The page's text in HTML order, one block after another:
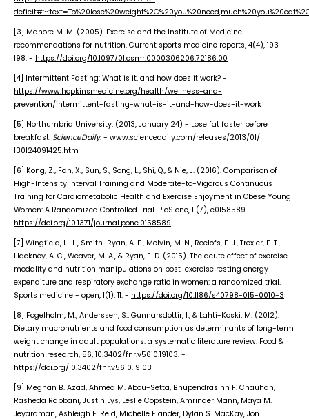
[3] Manore M. M. (2005). Exercise and the Institute of Medicine
recommendations for nutrition. Current sports medicine reports, 4(4), 193–
198. - https://doi.org/10.1097/01.csmr.0000306206.72186.00
[4] Intermittent Fasting: What is it, and how does it work? -
https://www.hopkinsmedicine.org/health/wellness-and-
prevention/intermittent-fasting-what-is-it-and-how-does-it-work
[5] Northumbria University. (2013, January 24) - Lose fat faster before
breakfast. ScienceDaily. - www.sciencedaily.com/releases/2013/01/
130124091425.htm
[6] Kong, Z., Fan, X., Sun, S., Song, L., Shi, Q., & Nie, J. (2016). Comparison of
High-Intensity Interval Training and Moderate-to-Vigorous Continuous
Training for Cardiometabolic Health and Exercise Enjoyment in Obese Young
Women: A Randomized Controlled Trial. PloS one, 11(7), e0158589. -
https://doi.org/10.1371/journal.pone.0158589
[7] Wingfield, H. L., Smith-Ryan, A. E., Melvin, M. N., Roelofs, E. J., Trexler, E. T.,
Hackney, A. C., Weaver, M. A., & Ryan, E. D. (2015). The acute effect of exercise
modality and nutrition manipulations on post-exercise resting energy
expenditure and respiratory exchange ratio in women: a randomized trial.
Sports medicine - open, 1(1), 11. - https://doi.org/10.1186/s40798-015-0010-3
[8] Fogelholm, M., Anderssen, S., Gunnarsdottir, I., & Lahti-Koski, M. (2012).
Dietary macronutrients and food consumption as determinants of long-term
weight change in adult populations: a systematic literature review. Food &
nutrition research, 56, 10.3402/fnr.v56i0.19103. -
https://doi.org/10.3402/fnr.v56i0.19103
[9] Meghan B. Azad, Ahmed M. Abou-Setta, Bhupendrasinh F. Chauhan,
Rasheda Rabbani, Justin Lys, Leslie Copstein, Amrinder Mann, Maya M.
Jeyaraman, Ashleigh E. Reid, Michelle Fiander, Dylan S. MacKay, Jon